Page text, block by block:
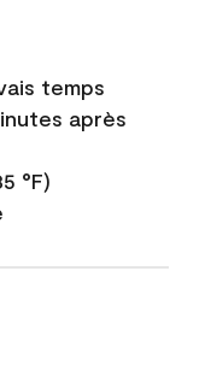
temps
après
°F)